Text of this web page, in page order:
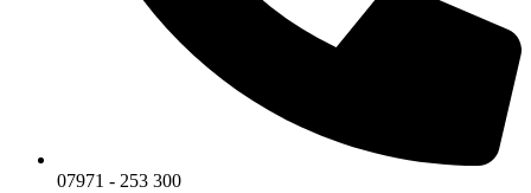
07971 - 253 300